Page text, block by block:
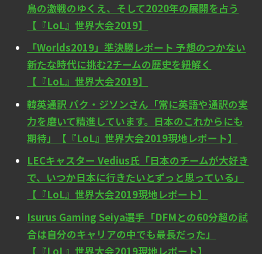
鳥の激戦のゆくえ、そして2020年の展開を占う
【『LoL』世界大会2019】
「Worlds2019」準決勝レポート 予想のつかない
新たな時代に挑む2チームの歴史を紐解く
【『LoL』世界大会2019】
韓英通訳 パク・ジソンさん「常に英語や通訳の実
力を磨いて精進しています。日本のこれからにも
期待」【『LoL』世界大会2019現地レポート】
LECキャスター Vedius氏「日本のチームが大好き
で、いつか日本に行きたいとずっと思っている」
【『LoL』世界大会2019現地レポート】
Isurus Gaming Seiya選手「DFMとの60分超の試
合は自分のキャリアの中でも最長だった」
【『LoL』世界大会2019現地レポート】